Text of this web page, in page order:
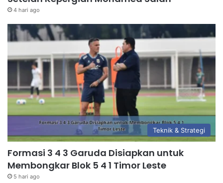
4 hari ago
Teknik & Strategi
Formasi 3 4 3 Garuda Disiapkan untuk
Membongkar Blok 5 4 1 Timor Leste
5 hari ago